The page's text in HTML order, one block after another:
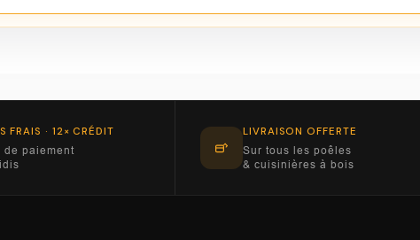
FRAIS · 12× CRÉDIT
de paiement
LIVRAISON OFFERTE
Sur tous les poêles
& cuisinières à bois